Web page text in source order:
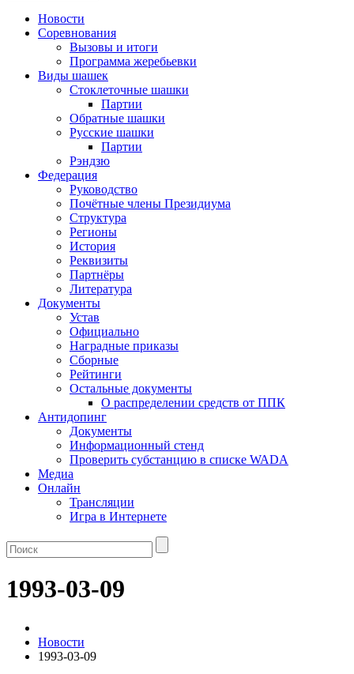
Новости
Соревнования
Вызовы и итоги
Программа жеребьевки
Виды шашек
Стоклеточные шашки
Партии
Обратные шашки
Русские шашки
Партии
Рэндзю
Федерация
Руководство
Почётные члены Президиума
Структура
Регионы
История
Реквизиты
Партнёры
Литература
Документы
Устав
Официально
Наградные приказы
Сборные
Рейтинги
Остальные документы
О распределении средств от ППК
Антидопинг
Документы
Информационный стенд
Проверить субстанцию в списке WADA
Медиа
Онлайн
Трансляции
Игра в Интернете
1993-03-09
Новости
1993-03-09